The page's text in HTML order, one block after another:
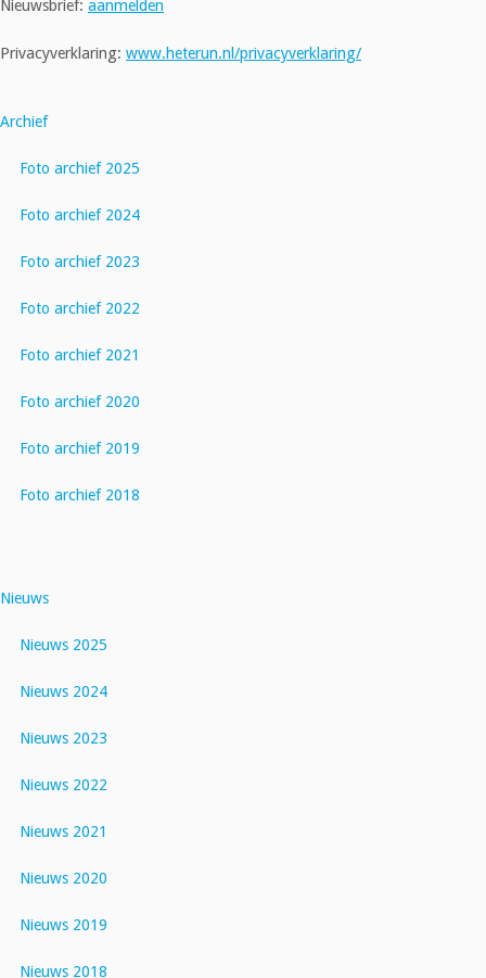
Nieuwsbrief: aanmelden
Privacyverklaring: www.heterun.nl/privacyverklaring/
Archief
Foto archief 2025
Foto archief 2024
Foto archief 2023
Foto archief 2022
Foto archief 2021
Foto archief 2020
Foto archief 2019
Foto archief 2018
Nieuws
Nieuws 2025
Nieuws 2024
Nieuws 2023
Nieuws 2022
Nieuws 2021
Nieuws 2020
Nieuws 2019
Nieuws 2018